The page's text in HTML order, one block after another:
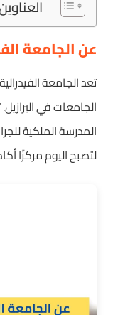
عن الجامعة
تعد الجامعة
المدرسة الملكية
لتصبح اليوم مركزًا